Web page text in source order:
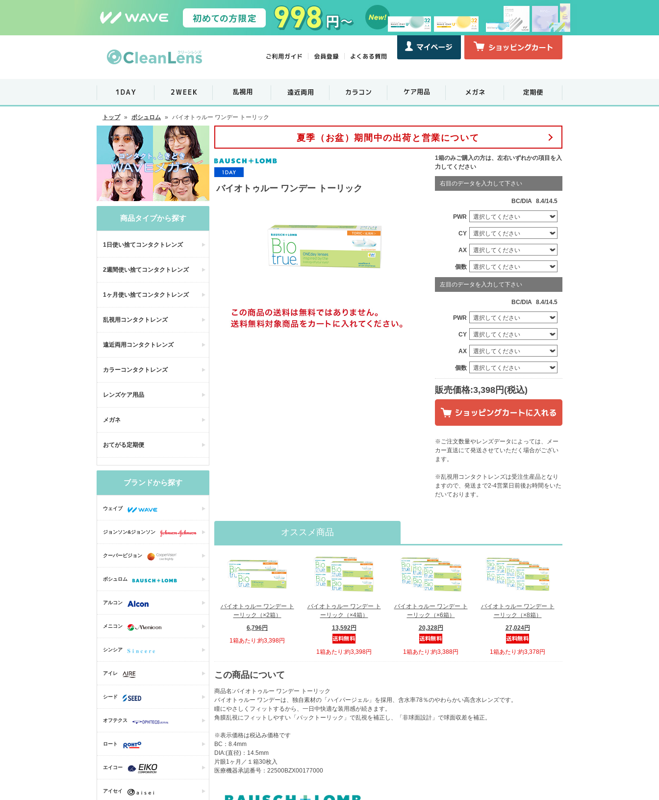
トップ » ボシュロム » バイオトゥルー ワンデー トーリック
商品タイプから探す
1日使い捨てコンタクトレンズ
2週間使い捨てコンタクトレンズ
1ヶ月使い捨てコンタクトレンズ
乱視用コンタクトレンズ
遠近両用コンタクトレンズ
カラーコンタクトレンズ
レンズケア用品
メガネ
おてがる定期便
ブランドから探す
ウェイブ
ジョンソン&ジョンソン
クーパービジョン
ボシュロム
アルコン
メニコン
シンシア
アイレ
シード
オフテクス
ロート
エイコー
アイセイ
夏季（お盆）期間中の出荷と営業について
バイオトゥルー ワンデー トーリック
1箱のみご購入の方は、左右いずれかの項目を入
力してください
右目のデータを入力して下さい
BC/DIA 8.4/14.5
PWR
CY
AX
個数
左目のデータを入力して下さい
BC/DIA 8.4/14.5
PWR
CY
AX
個数
販売価格:3,398円(税込)
※ご注文数量やレンズデータによっては、メー
カー直送にて発送させていただく場合がござい
ます。
※乱視用コンタクトレンズは受注生産品となり
ますので、発送まで2-4営業日前後お時間をいた
だいております。
オススメ商品
バイオトゥルー ワンデー ト
ーリック（×2箱）
6,796円
1箱あたり:約3,398円
バイオトゥルー ワンデー ト
ーリック（×4箱）
13,592円
1箱あたり:約3,398円
バイオトゥルー ワンデー ト
ーリック（×6箱）
20,328円
1箱あたり:約3,388円
バイオトゥルー ワンデー ト
ーリック（×8箱）
27,024円
1箱あたり:約3,378円
この商品について
商品名:バイオトゥルー ワンデー トーリック
バイオトゥルー ワンデーは、独自素材の「ハイパージェル」を採用、含水率78％のやわらかい高含水レンズです。
瞳にやさしくフィットするから、一日中快適な装用感が続きます。
角膜乱視にフィットしやすい「バックトーリック」で乱視を補正し、「非球面設計」で球面収差を補正。
※表示価格は税込み価格です
BC：8.4mm
DIA:(直径)：14.5mm
片眼1ヶ月／１箱30枚入
医療機器承認番号：22500BZX00177000